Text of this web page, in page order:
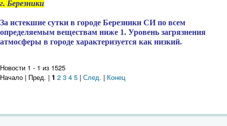
г. Березники
За истекшие сутки в городе Березники СИ по всем
определяемым веществам ниже 1. Уровень загрязнения
атмосферы в городе характеризуется как низкий.
Новости 1 - 1 из 1525
Начало | Пред. | 1 2 3 4 5 | След. | Конец